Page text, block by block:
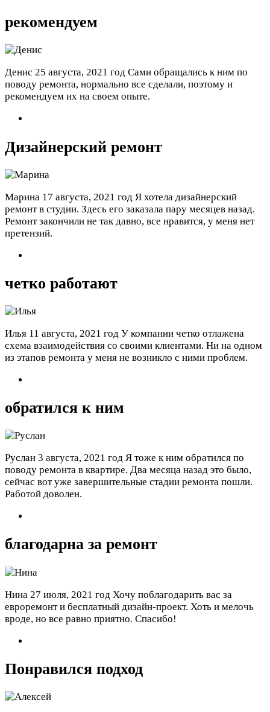
рекомендуем
Денис 25 августа, 2021 год Сами обращались к ним по
поводу ремонта, нормально все сделали, поэтому и
рекомендуем их на своем опыте.
Дизайнерский ремонт
Марина 17 августа, 2021 год Я хотела дизайнерский
ремонт в студии. Здесь его заказала пару месяцев назад.
Ремонт закончили не так давно, все нравится, у меня нет
претензий.
четко работают
Илья 11 августа, 2021 год У компании четко отлажена
схема взаимодействия со своими клиентами. Ни на одном
из этапов ремонта у меня не возникло с ними проблем.
обратился к ним
Руслан 3 августа, 2021 год Я тоже к ним обратился по
поводу ремонта в квартире. Два месяца назад это было,
сейчас вот уже завершительные стадии ремонта пошли.
Работой доволен.
благодарна за ремонт
Нина 27 июля, 2021 год Хочу поблагодарить вас за
евроремонт и бесплатный дизайн-проект. Хоть и мелочь
вроде, но все равно приятно. Спасибо!
Понравился подход